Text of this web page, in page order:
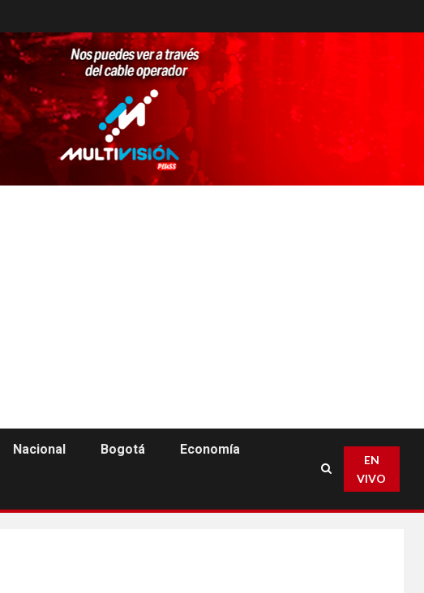
Nacional Bogotá Economía
EN
VIVO